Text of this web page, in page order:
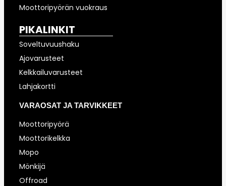
Moottoripyörän vuokraus
PIKALINKIT
Soveltuvuushaku
Ajovarusteet
Kelkkailuvarusteet
Lahjakortti
VARAOSAT JA TARVIKKEET
Moottoripyörä
Moottorikelkka
Mopo
Mönkijä
Offroad